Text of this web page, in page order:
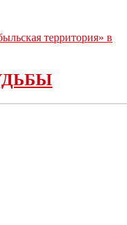
территория» в